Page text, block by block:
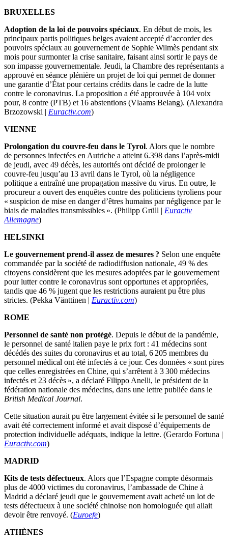
BRUXELLES
Adoption de la loi de pouvoirs spéciaux. En début de mois, les
principaux partis politiques belges avaient accepté d’accorder des
pouvoirs spéciaux au gouvernement de Sophie Wilmès pendant six
mois pour surmonter la crise sanitaire, faisant ainsi sortir le pays de
son impasse gouvernementale. Jeudi, la Chambre des représentants a
approuvé en séance plénière un projet de loi qui permet de donner
une garantie d’État pour certains crédits dans le cadre de la lutte
contre le coronavirus. La proposition a été approuvée à 104 voix
pour, 8 contre (PTB) et 16 abstentions (Vlaams Belang). (Alexandra
Brzozowski | Euractiv.com)
VIENNE
Prolongation du couvre-feu dans le Tyrol. Alors que le nombre
de personnes infectées en Autriche a atteint 6.398 dans l’après-midi
de jeudi, avec 49 décès, les autorités ont décidé de prolonger le
couvre-feu jusqu’au 13 avril dans le Tyrol, où la négligence
politique a entraîné une propagation massive du virus. En outre, le
procureur a ouvert des enquêtes contre des politiciens tyroliens pour
« suspicion de mise en danger d’êtres humains par négligence par le
biais de maladies transmissibles ». (Philipp Grüll | Euractiv
Allemagne)
HELSINKI
Le gouvernement prend-il assez de mesures ? Selon une enquête
commandée par la société de radiodiffusion nationale, 49 % des
citoyens considèrent que les mesures adoptées par le gouvernement
pour lutter contre le coronavirus sont opportunes et appropriées,
tandis que 46 % jugent que les restrictions auraient pu être plus
strictes. (Pekka Vänttinen | Euractiv.com)
ROME
Personnel de santé non protégé. Depuis le début de la pandémie,
le personnel de santé italien paye le prix fort : 41 médecins sont
décédés des suites du coronavirus et au total, 6 205 membres du
personnel médical ont été infectés à ce jour. Ces données « sont pires
que celles enregistrées en Chine, qui s’arrêtent à 3 300 médecins
infectés et 23 décès », a déclaré Filippo Anelli, le président de la
fédération nationale des médecins, dans une lettre publiée dans le
British Medical Journal.
Cette situation aurait pu être largement évitée si le personnel de santé
avait été correctement informé et avait disposé d’équipements de
protection individuelle adéquats, indique la lettre. (Gerardo Fortuna |
Euractiv.com)
MADRID
Kits de tests défectueux. Alors que l’Espagne compte désormais
plus de 4000 victimes du coronavirus, l’ambassade de Chine à
Madrid a déclaré jeudi que le gouvernement avait acheté un lot de
tests défectueux à une société chinoise non homologuée qui allait
devoir être renvoyé. (Euroefe)
ATHÈNES